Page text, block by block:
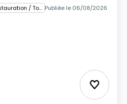
Loisirs / Hôtellerie / Restauration / Tourisme Publiée le 06/08/2026
Ajouter